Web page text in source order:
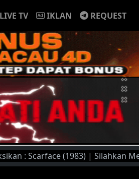
LIVE TV IKLAN REQUEST
(1983) | Silahkan